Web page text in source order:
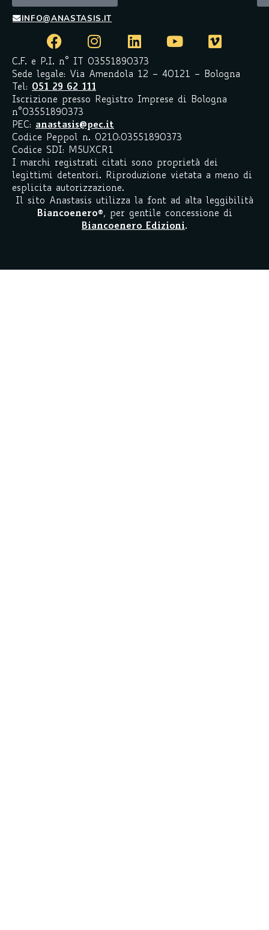
INFO@ANASTASIS.IT
C.F. e P.I. n° IT 03551890373
Sede legale: Via Amendola 12 – 40121 – Bologna
Tel: 051 29 62 111
Iscrizione presso Registro Imprese di Bologna
n°03551890373
PEC: anastasis@pec.it
Codice Peppol n. 0210:03551890373
Codice SDI: M5UXCR1
I marchi registrati citati sono proprietà dei
legittimi detentori. Riproduzione vietata a meno di
esplicita autorizzazione.
Il sito Anastasis utilizza la font ad alta leggibilità
Biancoenero®, per gentile concessione di
Biancoenero Edizioni.